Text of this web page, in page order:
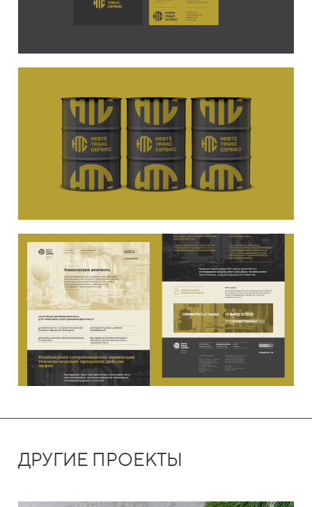
ДРУГИЕ ПРОЕКТЫ